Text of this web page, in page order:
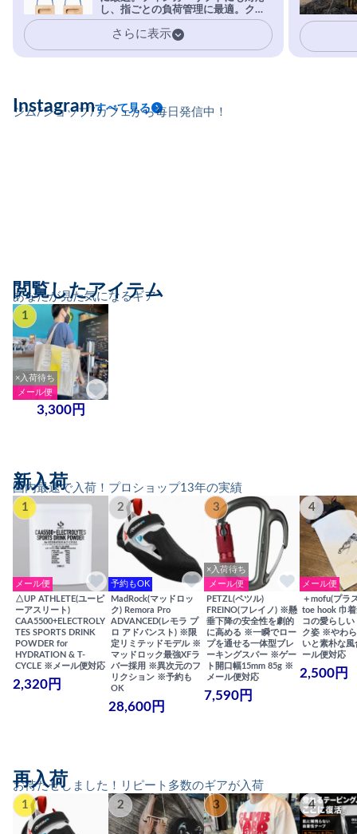
し、指ごとの負荷管理に最適。クラ
イマーの指を本気で鍛えるギア。
さらに表示
ジム/ショップ/カフェから毎日発信中！
Instagramすべて見る
あなたが見た気になるギア
閲覧したアイテム
1
×入荷待ち
メール便
3,300円
国内最速で入荷！プロショップ13年の実績
新入荷
1
メール便
△UP ATHLETE(ユーピ
ーアスリート)
CAA5500+ELECTROLY
TES SPORTS DRINK
POWDER for
HYDRATION & T-
CYCLE ※メール便対応
2,320円
2
予約もOK
MadRock(マッドロッ
ク) Remora Pro
ADVANCED(レモラ プ
ロ アドバンスト) ※限
定リミテッドモデル ※
マッドロック最強XFラ
バー採用 ※異次元のフ
リクション ※予約も
OK
28,600円
3
×入荷待ち
メール便
PETZL(ペツル)
FREINO(フレイノ) ※懸
垂下降の安全性を劇的
に高める ※一瞬でロー
プを通せる一体型ブレ
ーキングスパー ※ゲー
ト開口幅15mm 85g ※
メール便対応
7,590円
4
メール便
＋mofu(プラ
toe hook 巾
コの愛らしい
ク姿 ※やわ
いと素朴な
ール便対応
2,500円
お待たせしました！リピート多数のギアが入荷
再入荷
1 2 3 4